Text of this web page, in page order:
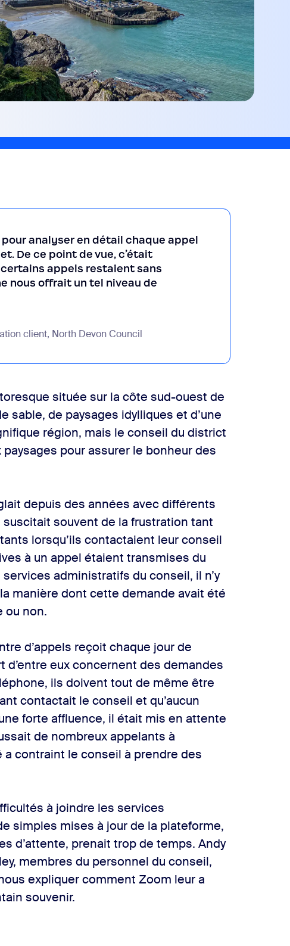
analyser en détail chaque appel
De ce point de vue, c’était
appels restaient sans
nous offrait un tel niveau de
client, North Devon Council
située sur la côte sud-ouest de
sable, de paysages idylliques et d’une
région, mais le conseil du district
pour assurer le bonheur des
depuis des années avec différents
souvent de la frustration tant
lorsqu’ils contactaient leur conseil
à un appel étaient transmises du
administratifs du conseil, il n’y
manière dont cette demande avait été
ou non.
d’appels reçoit chaque jour de
d’entre eux concernent des demandes
ils doivent tout de même être
contactait le conseil et qu’aucun
forte affluence, il était mis en attente
de nombreux appelants à
a contraint le conseil à prendre des
à joindre les services
simples mises à jour de la plateforme,
d’attente, prenait trop de temps. Andy
membres du personnel du conseil,
expliquer comment Zoom leur a
souvenir.